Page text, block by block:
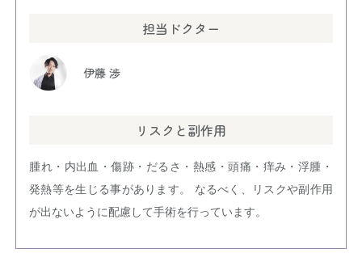
担当ドクター
伊藤 渉
リスクと副作用
腫れ・内出血・傷跡・だるさ・熱感・頭痛・痒み・浮腫・
発熱等を生じる事があります。 なるべく、リスクや副作用
が出ないように配慮して手術を行っています。